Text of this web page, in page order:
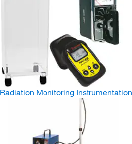
Radiation Monitoring Instrumentation